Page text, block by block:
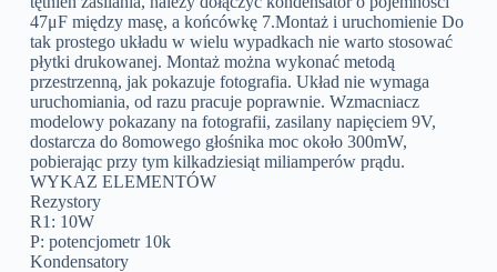
47μF między masę, a końcówkę 7.Montaż i uruchomienie Do
tak prostego układu w wielu wypadkach nie warto stosować
płytki drukowanej. Montaż można wykonać metodą
przestrzenną, jak pokazuje fotografia. Układ nie wymaga
uruchomiania, od razu pracuje poprawnie. Wzmacniacz
modelowy pokazany na fotografii, zasilany napięciem 9V,
dostarcza do 8omowego głośnika moc około 300mW,
pobierając przy tym kilkadziesiąt miliamperów prądu.
WYKAZ ELEMENTÓW
Rezystory
R1: 10W
P: potencjometr 10k
Kondensatory